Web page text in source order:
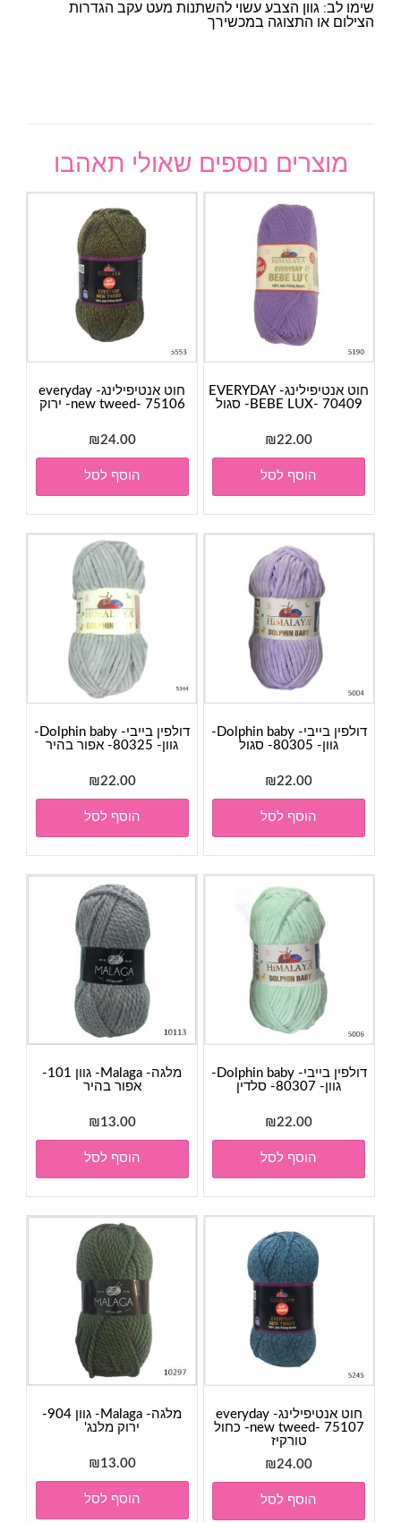
שימו לב: גוון הצבע עשוי להשתנות מעט עקב הגדרות
הצילום או התצוגה במכשירך
מוצרים נוספים שאולי תאהבו
חוט אנטיפילינג- EVERYDAY
BEBE LUX- 70409- סגול
₪22.00
הוסף לסל
חוט אנטיפילינג- everyday
new tweed- 75106- ירוק
₪24.00
הוסף לסל
דולפין בייבי- Dolphin baby-
גוון- 80305- סגול
₪22.00
הוסף לסל
דולפין בייבי- Dolphin baby-
גוון- 80325- אפור בהיר
₪22.00
הוסף לסל
דולפין בייבי- Dolphin baby-
גוון- 80307- סלדין
₪22.00
הוסף לסל
מלגה- Malaga- גוון 101-
אפור בהיר
₪13.00
הוסף לסל
חוט אנטיפילינג- everyday
new tweed- 75107- כחול
טורקיז
₪24.00
הוסף לסל
מלגה- Malaga- גוון 904-
ירוק מלנג'
₪13.00
הוסף לסל